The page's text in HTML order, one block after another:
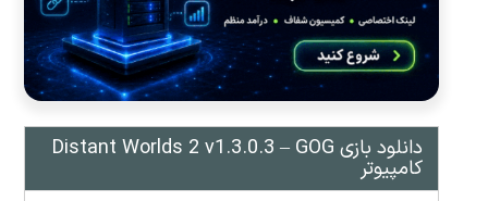
دانلود بازی Distant Worlds 2 v1.3.0.3 – GOG
کامپیوتر